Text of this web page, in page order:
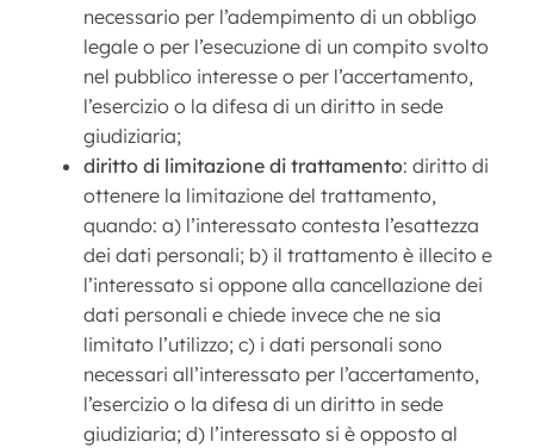
necessario per l’adempimento di un obbligo
legale o per l’esecuzione di un compito svolto
nel pubblico interesse o per l’accertamento,
l’esercizio o la difesa di un diritto in sede
giudiziaria;
diritto di limitazione di trattamento: diritto di
ottenere la limitazione del trattamento,
quando: a) l’interessato contesta l’esattezza
dei dati personali; b) il trattamento è illecito e
l’interessato si oppone alla cancellazione dei
dati personali e chiede invece che ne sia
limitato l’utilizzo; c) i dati personali sono
necessari all’interessato per l’accertamento,
l’esercizio o la difesa di un diritto in sede
giudiziaria; d) l’interessato si è opposto al